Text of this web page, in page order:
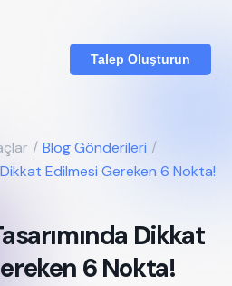
Talep Oluşturun
/ Blog Gönderileri /
Edilmesi Gereken 6 Nokta!
Dikkat
6 Nokta!